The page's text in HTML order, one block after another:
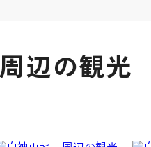
辺の観光